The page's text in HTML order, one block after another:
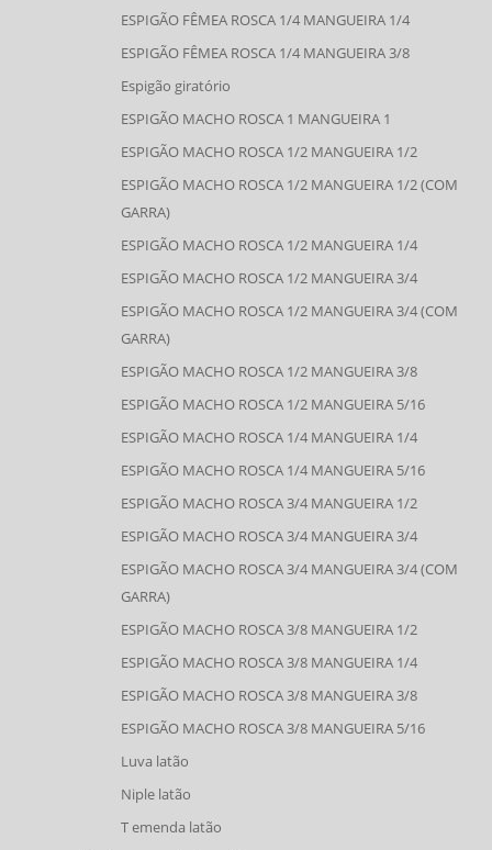
ESPIGÃO FÊMEA ROSCA 1/4 MANGUEIRA 1/4
ESPIGÃO FÊMEA ROSCA 1/4 MANGUEIRA 3/8
Espigão giratório
ESPIGÃO MACHO ROSCA 1 MANGUEIRA 1
ESPIGÃO MACHO ROSCA 1/2 MANGUEIRA 1/2
ESPIGÃO MACHO ROSCA 1/2 MANGUEIRA 1/2 (COM
GARRA)
ESPIGÃO MACHO ROSCA 1/2 MANGUEIRA 1/4
ESPIGÃO MACHO ROSCA 1/2 MANGUEIRA 3/4
ESPIGÃO MACHO ROSCA 1/2 MANGUEIRA 3/4 (COM
GARRA)
ESPIGÃO MACHO ROSCA 1/2 MANGUEIRA 3/8
ESPIGÃO MACHO ROSCA 1/2 MANGUEIRA 5/16
ESPIGÃO MACHO ROSCA 1/4 MANGUEIRA 1/4
ESPIGÃO MACHO ROSCA 1/4 MANGUEIRA 5/16
ESPIGÃO MACHO ROSCA 3/4 MANGUEIRA 1/2
ESPIGÃO MACHO ROSCA 3/4 MANGUEIRA 3/4
ESPIGÃO MACHO ROSCA 3/4 MANGUEIRA 3/4 (COM
GARRA)
ESPIGÃO MACHO ROSCA 3/8 MANGUEIRA 1/2
ESPIGÃO MACHO ROSCA 3/8 MANGUEIRA 1/4
ESPIGÃO MACHO ROSCA 3/8 MANGUEIRA 3/8
ESPIGÃO MACHO ROSCA 3/8 MANGUEIRA 5/16
Luva latão
Niple latão
T emenda latão